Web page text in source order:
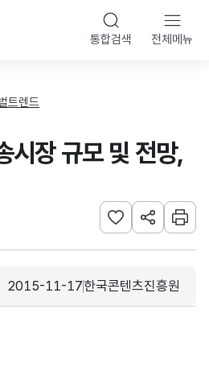
통합검색 전체메뉴
트렌드
시장 규모 및 전망,
관심사 등록하기
URL 공유하
인쇄
등록일
2015-11-17
수집기관
한국콘텐츠진흥원